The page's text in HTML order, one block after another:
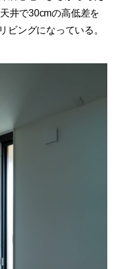
井で30cmの高低差を
ビングになっている。